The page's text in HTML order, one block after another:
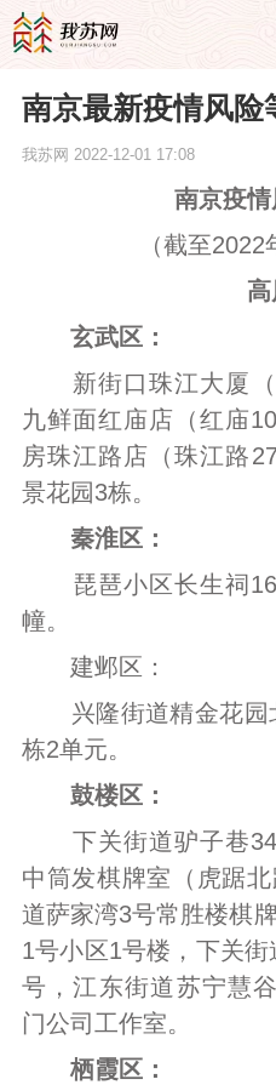
南京最新疫情风险
我苏网 2022-12-01 17:08
南京疫
（截至2022年
玄武区：
新街口珠江大厦（
九鲜面红庙店（红庙
房珠江路店（珠江路
景花园3栋。
秦淮区：
琵琶小区长生祠16
幢。
建邺区：
兴隆街道精金花园
栋2单元。
鼓楼区：
下关街道驴子巷34
中筒发棋牌室（虎踞
道萨家湾3号常胜楼棋
1号小区1号楼，下关
号，江东街道苏宁慧
门公司工作室。
栖霞区：